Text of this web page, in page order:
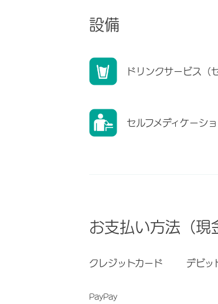
設備
ドリンクサービス（
セルフメディケーシ
お支払い方法（現
クレジットカード デビッ
PayPay